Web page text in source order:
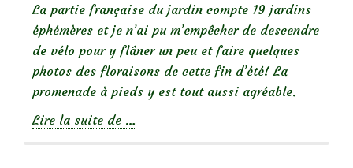
La partie française du jardin compte 19 jardins
éphémères et je n’ai pu m’empêcher de descendre
de vélo pour y flâner un peu et faire quelques
photos des floraisons de cette fin d’été! La
promenade à pieds y est tout aussi agréable.
Lire la suite de …